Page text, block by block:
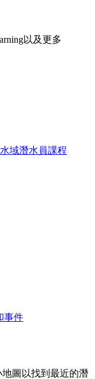
以及更多
水域潛水員課程
事件
圖以找到最近的潛